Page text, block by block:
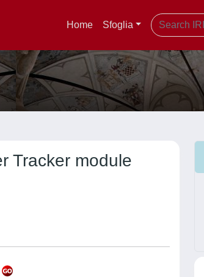
Home Sfoglia
Tracker module